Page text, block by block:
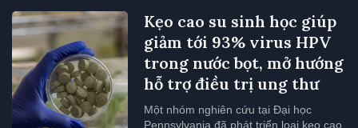
Kẹo cao su sinh học giúp
giảm tới 93% virus HPV
trong nước bọt, mở hướng
hỗ trợ điều trị ung thư
Một nhóm nghiên cứu tại Đại học
Pennsylvania đã phát triển loại kẹo cao